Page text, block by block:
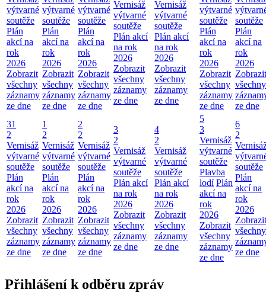
výtvarné
soutěže
Plán
akcí na
rok
2026
Zobrazit
všechny
záznamy
ze dne
výtvarné
soutěže
Plán
akcí na
rok
2026
Zobrazit
všechny
záznamy
ze dne
výtvarné
soutěže
Plán
akcí na
rok
2026
Zobrazit
všechny
záznamy
ze dne
Vernisáž
výtvarné
soutěže
Plán akcí
na rok
2026
Zobrazit
všechny
záznamy
ze dne
Vernisáž
výtvarné
soutěže
Plán akcí
na rok
2026
Zobrazit
všechny
záznamy
ze dne
výtvarné
soutěže
Plán
akcí na
rok
2026
Zobrazit
všechny
záznamy
ze dne
soutěže
Plán
akcí na
rok
2026
Zobrazit
všechny
ze dne
31
2
Vernisáž
výtvarné
soutěže
Plán
akcí na
rok
2026
Zobrazit
všechny
záznamy
ze dne
1
2
Vernisáž
výtvarné
soutěže
Plán
akcí na
rok
2026
Zobrazit
všechny
záznamy
ze dne
2
2
Vernisáž
výtvarné
soutěže
Plán
akcí na
rok
2026
Zobrazit
všechny
záznamy
ze dne
3
2
Vernisáž
výtvarné
soutěže
Plán akcí
na rok
2026
Zobrazit
všechny
záznamy
ze dne
4
2
Vernisáž
výtvarné
soutěže
Plán akcí
na rok
2026
Zobrazit
všechny
záznamy
ze dne
5
3
Vernisáž
výtvarné
soutěže
Plavba
lodí Plán
akcí na
rok
2026
Zobrazit
všechny
záznamy
ze dne
6
2
soutěže
Plán
akcí na
rok
2026
Zobrazit
všechny
ze dne
Přihlášení k odběru zpráv